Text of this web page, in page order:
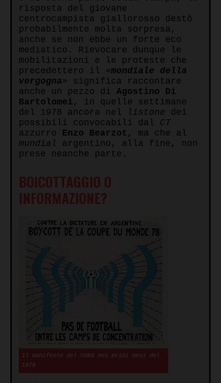
risposta del giovane
centrocampista giallorosso destò
probabilmente molta sorpresa,
anche se non ebbe un forte eco
mediatico. Rievocare dunque le
mobilitazioni e le proteste che
precedettero il «mondiale della
vergogna» significa raccontare
anche un pezzo di Agostino Di
Bartolomei , in quelle settimane
del 1978 ancora nel
listone dei
possibili convocabili dal CT
azzurro Enzo Bearzot , ma che al
mundial argentino, alla fine, non
prese neanche parte.
BOICOTTAGGIO O
INFORMAZIONE?
Il manifesto del COBA nei primi mesi del
1978